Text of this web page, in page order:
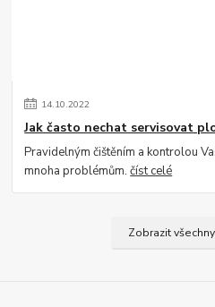
14.10.2022
Jak často nechat servisovat
Pravidelným čištěním a kontrolou
mnoha problémům.číst celé
Zobrazit